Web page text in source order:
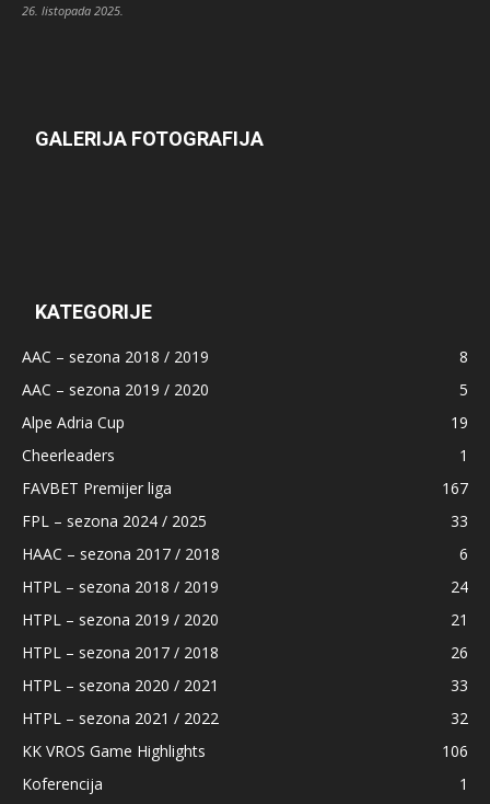
26. listopada 2025.
GALERIJA FOTOGRAFIJA
KATEGORIJE
AAC – sezona 2018 / 2019
8
AAC – sezona 2019 / 2020
5
Alpe Adria Cup
19
Cheerleaders
1
FAVBET Premijer liga
167
FPL – sezona 2024 / 2025
33
HAAC – sezona 2017 / 2018
6
HTPL – sezona 2018 / 2019
24
HTPL – sezona 2019 / 2020
21
HTPL – sezona 2017 / 2018
26
HTPL – sezona 2020 / 2021
33
HTPL – sezona 2021 / 2022
32
KK VROS Game Highlights
106
Koferencija
1